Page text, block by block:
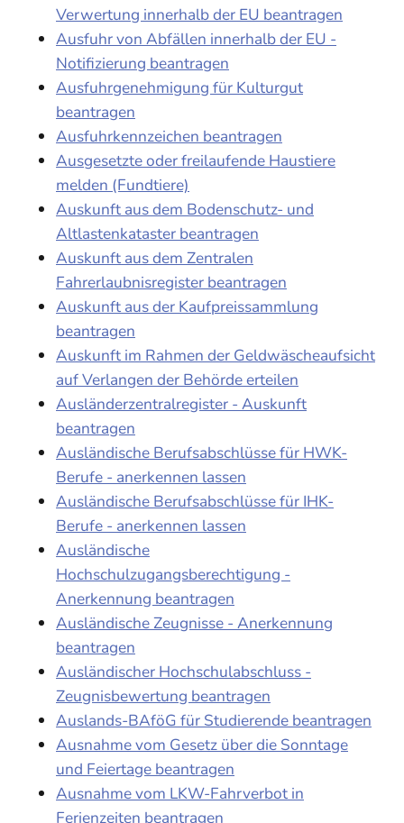
Verwertung innerhalb der EU beantragen
Ausfuhr von Abfällen innerhalb der EU -
Notifizierung beantragen
Ausfuhrgenehmigung für Kulturgut
beantragen
Ausfuhrkennzeichen beantragen
Ausgesetzte oder freilaufende Haustiere
melden (Fundtiere)
Auskunft aus dem Bodenschutz- und
Altlastenkataster beantragen
Auskunft aus dem Zentralen
Fahrerlaubnisregister beantragen
Auskunft aus der Kaufpreissammlung
beantragen
Auskunft im Rahmen der Geldwäscheaufsicht
auf Verlangen der Behörde erteilen
Ausländerzentralregister - Auskunft
beantragen
Ausländische Berufsabschlüsse für HWK-
Berufe - anerkennen lassen
Ausländische Berufsabschlüsse für IHK-
Berufe - anerkennen lassen
Ausländische
Hochschulzugangsberechtigung -
Anerkennung beantragen
Ausländische Zeugnisse - Anerkennung
beantragen
Ausländischer Hochschulabschluss -
Zeugnisbewertung beantragen
Auslands-BAföG für Studierende beantragen
Ausnahme vom Gesetz über die Sonntage
und Feiertage beantragen
Ausnahme vom LKW-Fahrverbot in
Ferienzeiten beantragen